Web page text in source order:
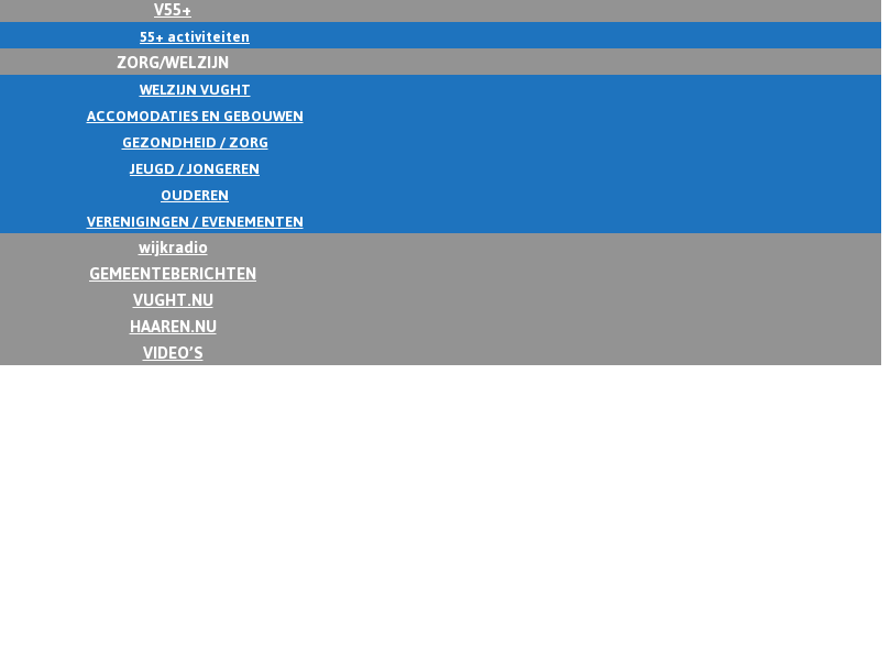
V55+
55+ activiteiten
ZORG/WELZIJN
WELZIJN VUGHT
ACCOMODATIES EN GEBOUWEN
GEZONDHEID / ZORG
JEUGD / JONGEREN
OUDEREN
VERENIGINGEN / EVENEMENTEN
wijkradio
GEMEENTEBERICHTEN
VUGHT.NU
HAAREN.NU
VIDEO’S